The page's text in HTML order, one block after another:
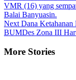
VMR (16) yang
Balai Banyuasin.
Next Dana
BUMDes Zona III
More Stories